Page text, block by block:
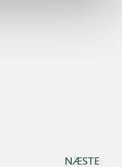
NÆSTE